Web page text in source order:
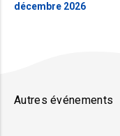
Autres événements
décembre 2026